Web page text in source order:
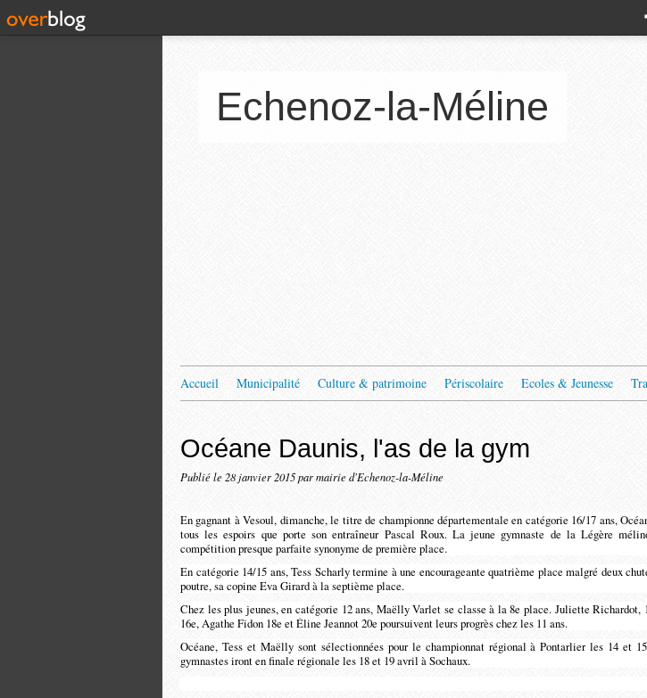
Echenoz-la-Méline
Accueil Municipalité Culture & patrimoine Périscolaire Ecoles & Jeunesse
Océane Daunis, l'as de la gym
Publié le 28 janvier 2015par mairie d'Echenoz-la-Méline
En gagnant à Vesoul, dimanche, le titre de championne départementale en catégorie 16/17 ans,
tous les espoirs que porte son entraîneur Pascal Roux. La jeune gymnaste de la Légère
compétition presque parfaite synonyme de première place.
En catégorie 14/15 ans, Tess Scharly termine à une encourageante quatrième place malgré deux
poutre, sa copine Eva Girard à la septième place.
Chez les plus jeunes, en catégorie 12 ans, Maëlly Varlet se classe à la 8e place. Juliette Richardot,
16e, Agathe Fidon 18e et Éline Jeannot 20e poursuivent leurs progrès chez les 11 ans.
Océane, Tess et Maëlly sont sélectionnées pour le championnat régional à Pontarlier les 14 et
gymnastes iront en finale régionale les 18 et 19 avril à Sochaux.